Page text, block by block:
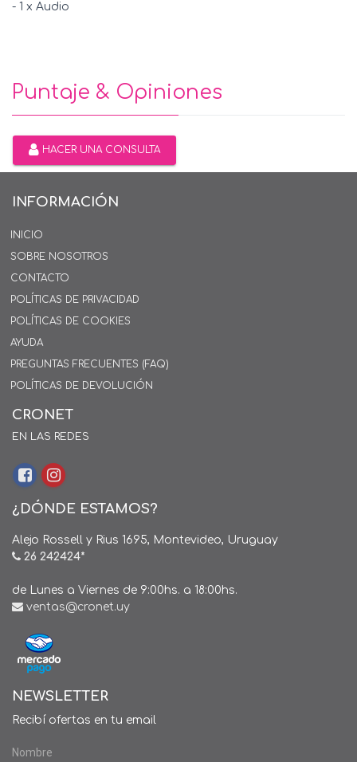
- 1 x Audio
Puntaje & Opiniones
HACER UNA CONSULTA
INFORMACIÓN
INICIO
SOBRE NOSOTROS
CONTACTO
POLÍTICAS DE PRIVACIDAD
POLÍTICAS DE COOKIES
AYUDA
PREGUNTAS FRECUENTES (FAQ)
POLÍTICAS DE DEVOLUCIÓN
CRONET
EN LAS REDES
¿DÓNDE ESTAMOS?
Alejo Rossell y Rius 1695, Montevideo, Uruguay
26 242424*
de Lunes a Viernes de 9:00hs. a 18:00hs.
ventas@cronet.uy
NEWSLETTER
Recibí ofertas en tu email